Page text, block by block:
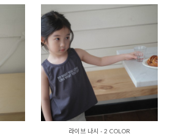
라이브 나시 - 2 COLOR